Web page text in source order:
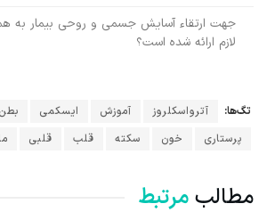
جهت ارتقاء آسایش جسمی و روحی بیمار به
لازم ارائه شده است؟
تگ‌ها: آترواسکلروز آموزش ایسکمی بطن
پرستاری
خون سکته قلب قلبی
مطالبمرتبط